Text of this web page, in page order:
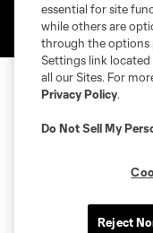
and logos of MLS teams
MLS or are used with the
is forbidden.
essential for site
while others are
through the options
Settings link
all our Sites. For
Privacy Policy.
Do Not Sell My
Reject